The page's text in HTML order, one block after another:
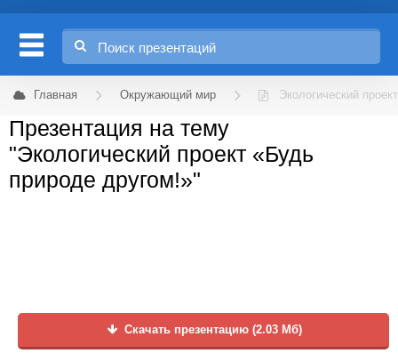
Главная Окружающий мир Экологический
Презентация на тему
"Экологический проект «Будь
природе другом!»"
Скачать презентацию (2.03 Мб)